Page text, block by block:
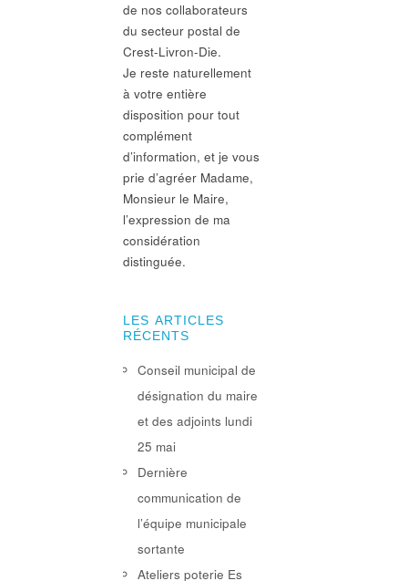
de nos collaborateurs
du secteur postal de
Crest-Livron-Die.
Je reste naturellement
à votre entière
disposition pour tout
complément
d’information, et je vous
prie d’agréer Madame,
Monsieur le Maire,
l’expression de ma
considération
distinguée.
LES ARTICLES
RÉCENTS
Conseil municipal de
désignation du maire
et des adjoints lundi
25 mai
Dernière
communication de
l’équipe municipale
sortante
Ateliers poterie Es